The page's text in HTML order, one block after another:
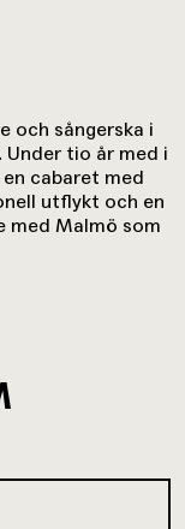
och sångerska i
Under tio år med i
en cabaret med
utflykt och en
med Malmö som